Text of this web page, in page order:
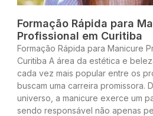
Formação Rápida para
Profissional em Curitiba
Formação Rápida para Manicure
Curitiba A área da estética e
cada vez mais popular entre os
buscam uma carreira promissora.
universo, a manicure exerce um
sendo responsável não apenas